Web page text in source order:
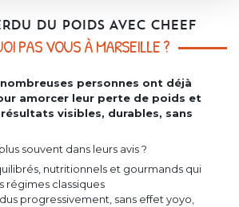
DU POIDS AVEC CHEEF
PAS VOUS À MARSEILLE ?
personnes ont déjà
amorcer leur perte de poids et
visibles, durables, sans
souvent dans leurs avis ?
nutritionnels et gourmands qui
régimes classiques
progressivement, sans effet yoyo,